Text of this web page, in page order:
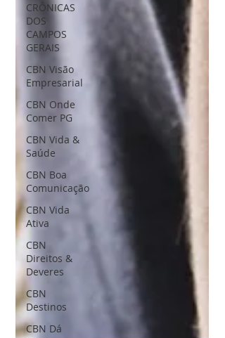
CRÔNICAS
DOS
CAMPOS
GERAIS
CBN Visão
Empresarial
CBN Onde
Comer PG
CBN Vida &
Saúde
CBN Boa
Comunicação
CBN Vida
Ativa
CBN
Direitos &
Deveres
CBN
Destinos
CBN Dá